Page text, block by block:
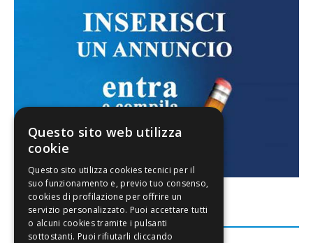
FACEBOOK
Questo sito web utilizza
cookie